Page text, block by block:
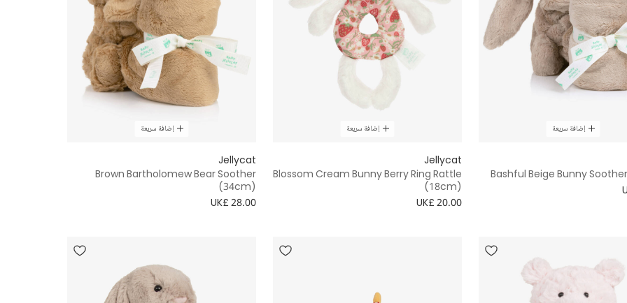
إضافة سريعة
Bashful Beige Bunny
إضافة سريعة
Jellycat
Blossom Cream Bunny Berry Ring Rattle
(18cm)
UK£ 20.00
إضافة سريعة
Jellycat
Brown Bartholomew Bear Soother
(34cm)
UK£ 28.00